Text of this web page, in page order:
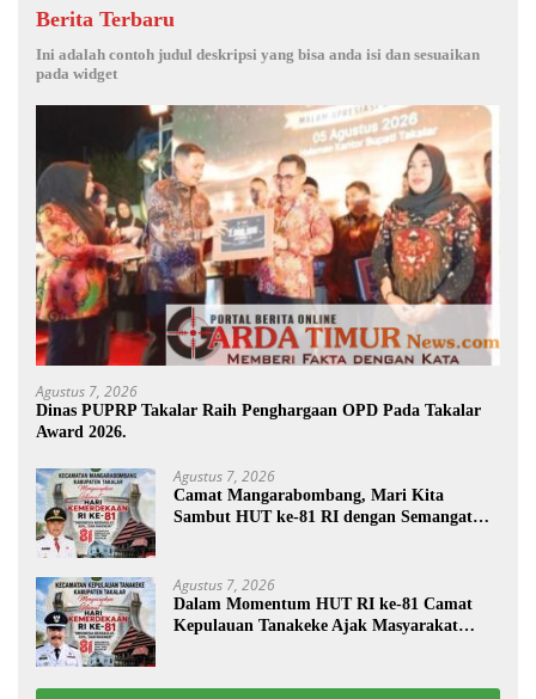
Berita Terbaru
Ini adalah contoh judul deskripsi yang bisa anda isi dan sesuaikan
pada widget
Agustus 7, 2026
Dinas PUPRP Takalar Raih Penghargaan OPD Pada Takalar
Award 2026.
Agustus 7, 2026
Camat Mangarabombang, Mari Kita
Sambut HUT ke-81 RI dengan Semangat
Agustus 7, 2026
Dalam Momentum HUT RI ke-81 Camat
Kepulauan Tanakeke Ajak Masyarakat